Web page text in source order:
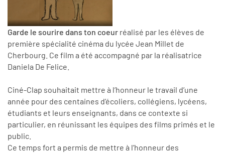
Garde le sourire dans ton coeur réalisé par les élèves de
première spécialité cinéma du lycée Jean Millet de
Cherbourg. Ce film a été accompagné par la réalisatrice
Daniela De Felice.
Ciné-Clap souhaitait mettre à l’honneur le travail d’une
année pour des centaines d’écoliers, collégiens, lycéens,
étudiants et leurs enseignants, dans ce contexte si
particulier, en réunissant les équipes des films primés et le
public.
Ce temps fort a permis de mettre à l’honneur des